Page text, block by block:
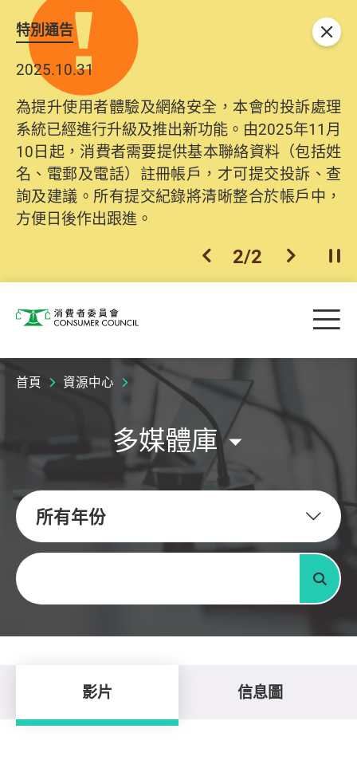
特別通告
2025.10.31
為提升使用者體驗及網絡安全，本會的投訴處理
系統已經進行升級及推出新功能。由2025年11月
10日起，消費者需要提供基本聯絡資料（包括姓
名、電郵及電話）註冊帳戶，才可提交投訴、查
詢及建議。所有提交紀錄將清晰整合於帳戶中，
方便日後作出跟進。
上一個
2/2 下一個開
關閉
消費者委員會 目
首頁 資源中心
多媒體庫
所有年份
關鍵字
搜尋
影片 信息圖